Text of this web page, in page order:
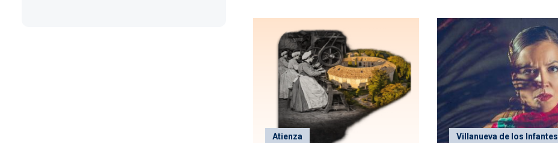
Atienza Villanueva de los Infantes